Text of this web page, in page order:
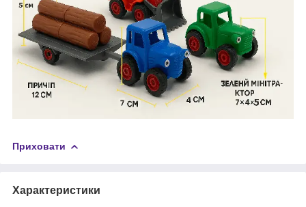
Приховати
Характеристики